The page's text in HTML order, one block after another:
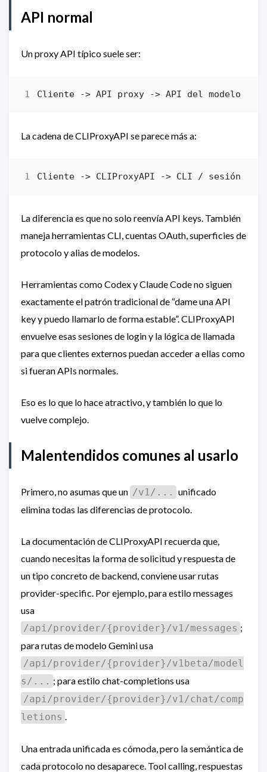
API normal
Un proxy API típico suele ser:
La cadena de CLIProxyAPI se parece más a:
La diferencia es que no solo reenvía API keys. También
maneja herramientas CLI, cuentas OAuth, superficies de
protocolo y alias de modelos.
Herramientas como Codex y Claude Code no siguen
exactamente el patrón tradicional de “dame una API
key y puedo llamarlo de forma estable”. CLIProxyAPI
envuelve esas sesiones de login y la lógica de llamada
para que clientes externos puedan acceder a ellas como
si fueran APIs normales.
Eso es lo que lo hace atractivo, y también lo que lo
vuelve complejo.
Malentendidos comunes al usarlo
Primero, no asumas que un /v1/... unificado
elimina todas las diferencias de protocolo.
La documentación de CLIProxyAPI recuerda que,
cuando necesitas la forma de solicitud y respuesta de
un tipo concreto de backend, conviene usar rutas
provider-specific. Por ejemplo, para estilo messages
usa
/api/provider/{provider}/v1/messages ;
para rutas de modelo Gemini usa
/api/provider/{provider}/v1beta/model
s/... ; para estilo chat-completions usa
/api/provider/{provider}/v1/chat/comp
letions .
Una entrada unificada es cómoda, pero la semántica de
cada protocolo no desaparece. Tool calling, respuestas